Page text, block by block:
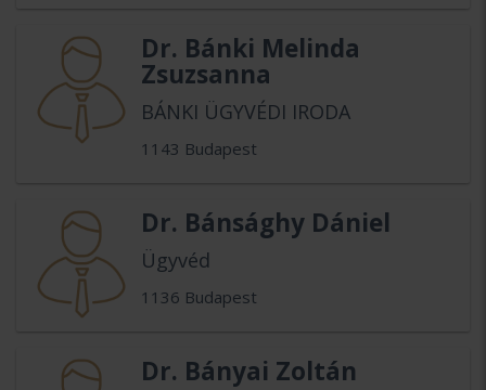
Dr. Bánki Melinda
Zsuzsanna
BÁNKI ÜGYVÉDI IRODA
1143 Budapest
Dr. Bánsághy Dániel
Ügyvéd
1136 Budapest
Dr. Bányai Zoltán